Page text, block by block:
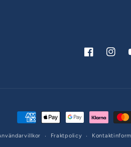
Facebook
Betalningsmetoder
Fraktpolicy